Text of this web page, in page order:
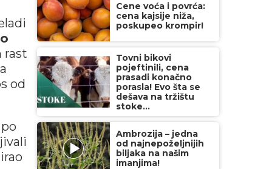
rast
od
Cene voća i povrća:
cena kajsije niža,
poskupeo krompir!
Tovni bikovi
pojeftinili, cena
prasadi konačno
porasla! Evo šta se
dešava na tržištu
stoke...
Ambrozija – jedna
od najnepoželjnijih
biljaka na našim
imanjima!